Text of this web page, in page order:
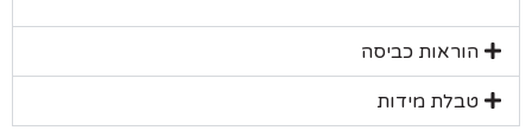
הוראות כביסה
טבלת מידות